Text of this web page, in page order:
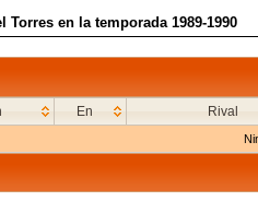
en la temporada 1989-1990
En Rival